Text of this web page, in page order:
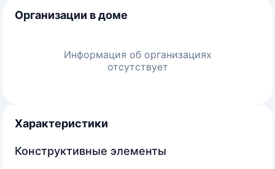
Организации в доме
Информация об организациях
отсутствует
Характеристики
Конструктивные элементы